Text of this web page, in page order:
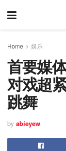
Home 娱乐
首要媒
对戏超
跳舞
by abieyew